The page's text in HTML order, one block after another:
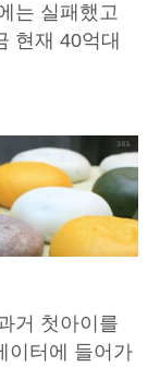
는 실패했고
현재 40억대
거 첫아이를
이터에 들어가